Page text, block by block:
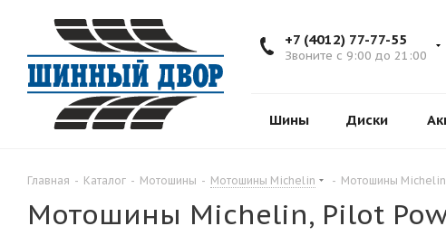
+7 (4012) 77-77-55
Звоните с 9:00 до 21:00
Шины Диски
Главная - Каталог - Мотошины - Мотошины Michelin - Мотошины
Мотошины Michelin, Pilot